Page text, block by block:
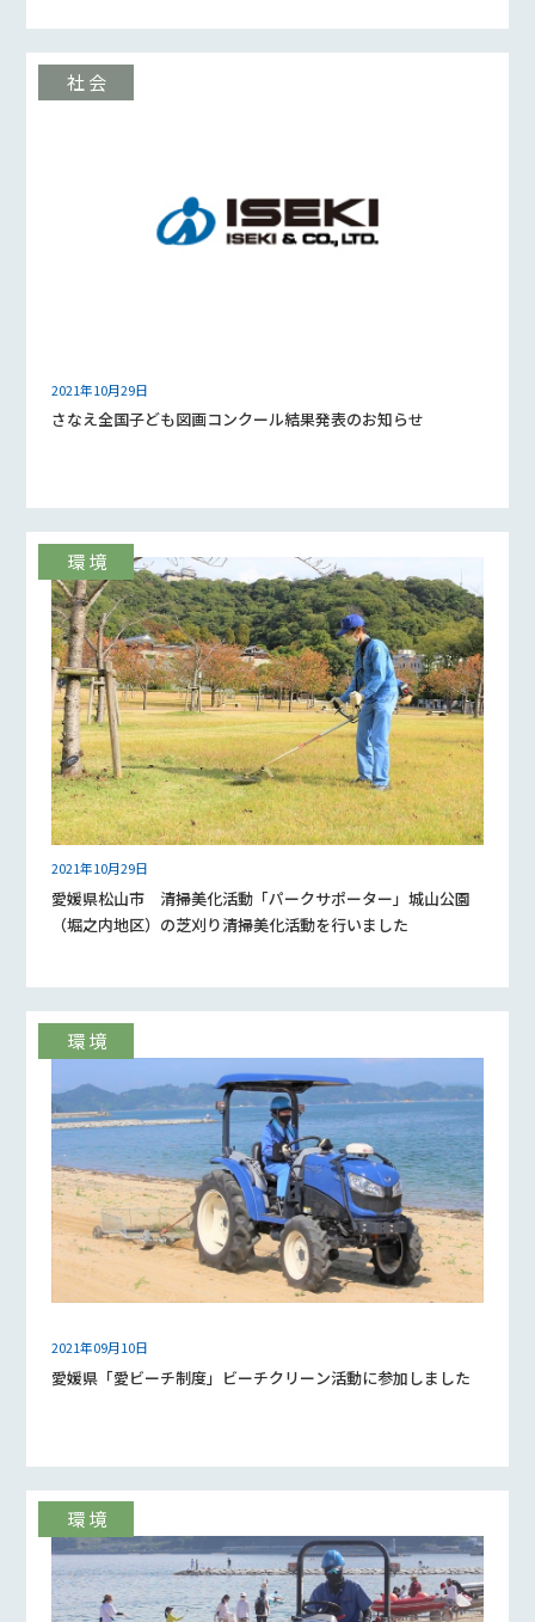
2021年10月29日
さなえ全国子ども図画コンクール結果発表のお知らせ
2021年10月29日
愛媛県松山市 清掃美化活動「パークサポーター」城山公園
（堀之内地区）の芝刈り清掃美化活動を行いました
2021年09月10日
愛媛県「愛ビーチ制度」ビーチクリーン活動に参加しました